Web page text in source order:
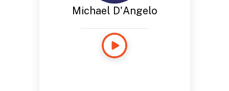
Michael D'Angelo